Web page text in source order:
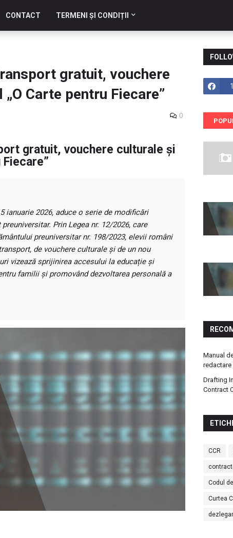
CONTACT TERMENI ȘI CONDIȚII
gratuit, vouchere
Carte pentru Fiecare”
0
gratuit, vouchere culturale și
ianuarie 2026, aduce o serie de modificări
Prin Legea nr. 12/2026, care
preuniversitar nr. 198/2023, elevii români
de vouchere culturale și de un nou
vizează sprijinirea accesului la educație și
familii și promovând dezvoltarea personală a
Manual
Drafting
Contract
CCR
Codul
Curtea